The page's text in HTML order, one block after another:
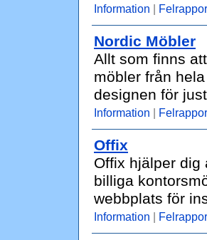
Information |
Nordic Möbler
Allt som finns
möbler från
designen för
Information |
Offix
Offix hjälper dig
billiga
webbplats för
Information |